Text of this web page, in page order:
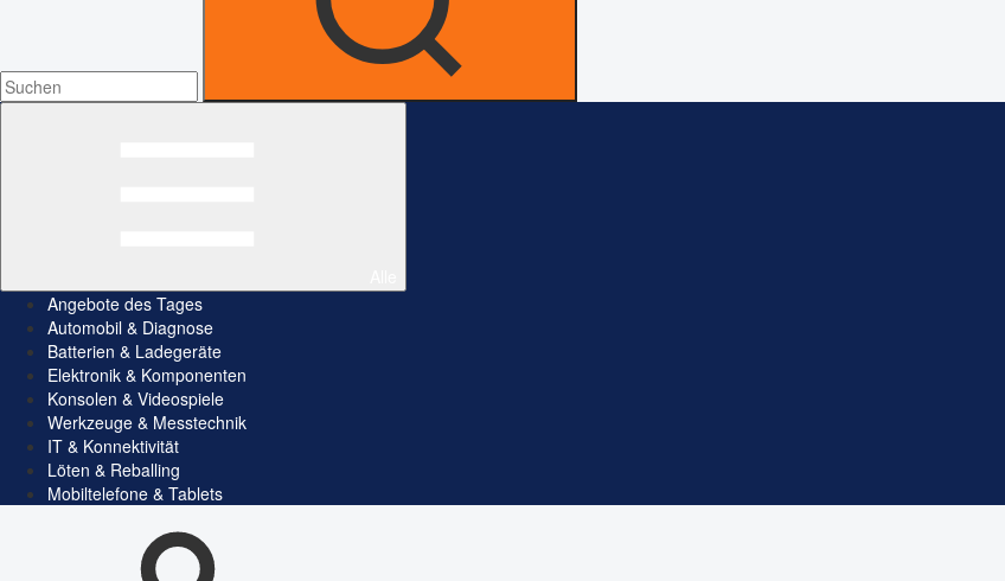
Angebote des Tages
Automobil & Diagnose
Batterien & Ladegeräte
Elektronik & Komponenten
Konsolen & Videospiele
Werkzeuge & Messtechnik
IT & Konnektivität
Löten & Reballing
Mobiltelefone & Tablets